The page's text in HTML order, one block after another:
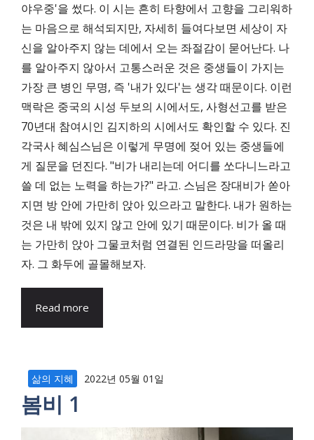
야우중'을 썼다. 이 시는 흔히 타향에서 고향을 그리워하
는 마음으로 해석되지만, 자세히 들여다보면 세상이 자
신을 알아주지 않는 데에서 오는 좌절감이 묻어난다. 나
를 알아주지 않아서 고통스러운 것은 중생들이 가지는
가장 큰 병인 무명, 즉 '내가 있다'는 생각 때문이다. 이런
맥락은 중국의 시성 두보의 시에서도, 사형선고를 받은
70년대 참여시인 김지하의 시에서도 확인할 수 있다. 진
각국사 혜심스님은 이렇게 무명에 젖어 있는 중생들에
게 질문을 던진다. "비가 내리는데 어디를 쏘다니느라고
쓸 데 없는 노력을 하는가?" 라고. 스님은 장대비가 쏟아
지면 방 안에 가만히 앉아 있으라고 말한다. 내가 원하는
것은 내 밖에 있지 않고 안에 있기 때문이다. 비가 올 때
는 가만히 앉아 그물코처럼 연결된 인드라망을 떠올리
자. 그 화두에 골몰해보자.
Read more
삶의 지혜 2022년 05월 01일
봄비 1